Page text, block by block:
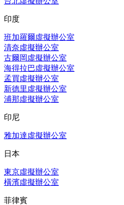
印度
班加羅爾虛擬辦公室
清奈虛擬辦公室
古爾岡虛擬辦公室
海得拉巴虛擬辦公室
孟買虛擬辦公室
新德里虛擬辦公室
浦那虛擬辦公室
印尼
雅加達虛擬辦公室
日本
東京虛擬辦公室
橫濱虛擬辦公室
菲律賓